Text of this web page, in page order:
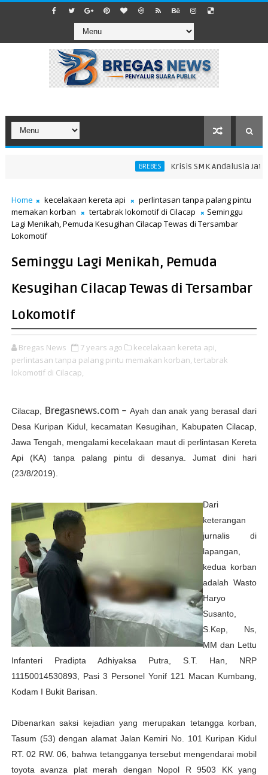
BREBES Krisis SMK Andalusia
Home kecelakaan kereta api
perlintasan tanpa palang pintu
memakan korban
tertabrak lokomotif di Cilacap
Seminggu
Lagi Menikah, Pemuda Kesugihan Cilacap Tewas di Tersambar
Lokomotif
Seminggu Lagi Menikah, Pemuda
Kesugihan Cilacap Tewas di Tersambar
Lokomotif
Bregas News 7 years ago
kecelakaan kereta api,
perlintasan tanpa palang pintu memakan korban, tertabrak
lokomotif di Cilacap,
Cilacap, Bregasnews.com – Ayah dan anak yang berasal dari
Desa Kuripan Kidul, kecamatan Kesugihan, Kabupaten Cilacap,
Jawa Tengah, mengalami kecelakaan maut di perlintasan Kereta
Api (KA) tanpa palang pintu di desanya. Jumat dini hari
(23/8/2019).
Dari
keterangan
jurnalis di
lapangan,
kedua korban
adalah Wasto
Haryo
Susanto,
S.Kep, Ns,
MM dan Lettu
Infanteri Pradipta Adhiyaksa Putra, S.T. Han, NRP
11150014530893, Pasi 3 Personel Yonif 121 Macan Kumbang,
Kodam I Bukit Barisan.
Dibenarkan saksi kejadian yang merupakan tetangga korban,
Tasum (53) dengan alamat Jalan Kemiri No. 101 Kuripan Kidul
RT. 02 RW. 06, bahwa tetangganya tersebut mengendarai mobil
toyota avanza plat merah dengan Nopol R 9503 KK yang